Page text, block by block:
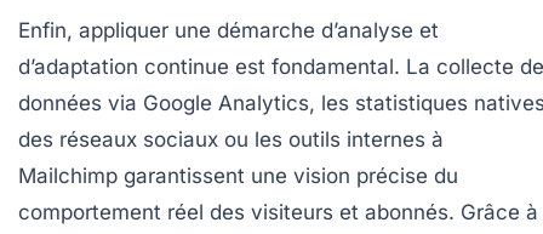
Enfin, appliquer une démarche d’analyse et
d’adaptation continue est fondamental. La collecte de
données via Google Analytics, les statistiques
des réseaux sociaux ou les outils internes à
Mailchimp garantissent une vision précise du
comportement réel des visiteurs et abonnés. Grâce à